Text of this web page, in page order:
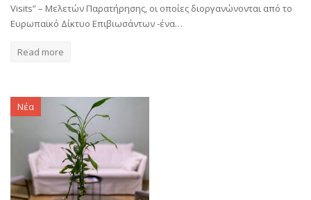
Visits” – Μελετών Παρατήρησης, οι οποίες διοργανώνονται από το
Ευρωπαϊκό Δίκτυο Επιβιωσάντων -ένα…
Read more
Νέα